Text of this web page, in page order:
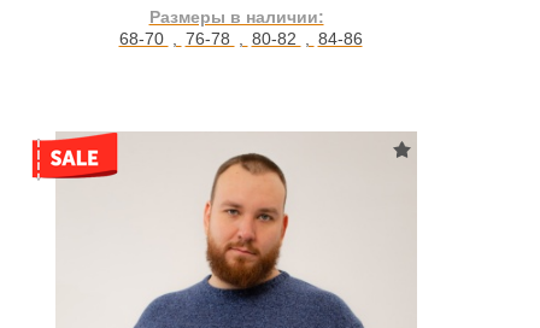
Размеры в наличии:
68-70 , 76-78 , 80-82 , 84-86